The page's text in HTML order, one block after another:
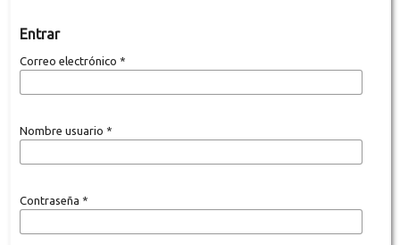
Entrar
Correo electrónico *
Nombre usuario *
Contraseña *